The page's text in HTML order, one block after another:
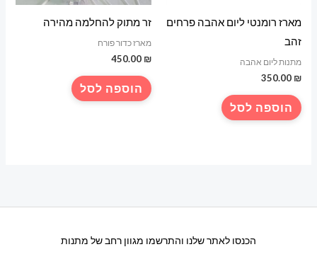
מארז רומנטי ליום אהבה פרחים
זהב
מתנות ליום אהבה
350.00 ₪
הוספה לסל
זר מתוק להחלמה מהירה
מארז כדור פורח
450.00 ₪
הוספה לסל
הכנסו לאתר שלנו והתרשמו מגוון רחב של מתנות